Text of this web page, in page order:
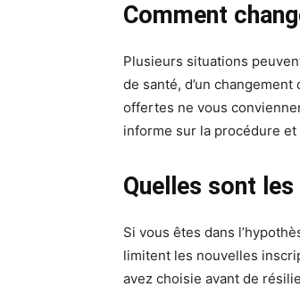
Comment
Plusieurs situations
de santé, d’un
offertes ne vous
informe sur la procédure
Quelles sont
Si vous êtes dans
limitent les nouvelles
avez choisie avant de